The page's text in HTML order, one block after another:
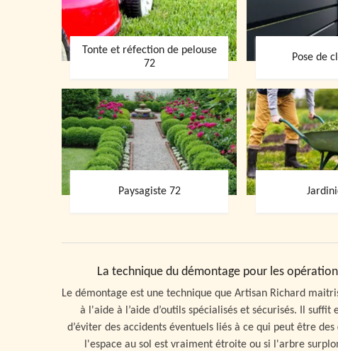
Tonte et réfection de pelouse
72
Pose de
Paysagiste 72
La technique du démontage pour les
Le démontage est une technique que Artisan Richard
à l'aide à l’aide d’outils spécialisés et sécurisés. Il
d’éviter des accidents éventuels liés à ce qui peut être
l'espace au sol est vraiment étroite ou si l'arbre